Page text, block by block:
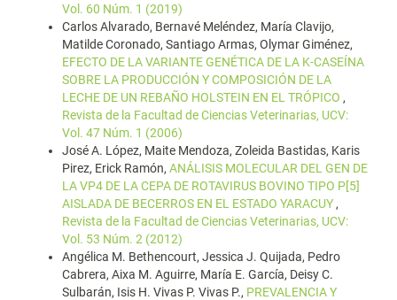
Vol. 60 Núm. 1 (2019)
Carlos Alvarado, Bernavé Meléndez, María Clavijo,
Matilde Coronado, Santiago Armas, Olymar Giménez,
EFECTO DE LA VARIANTE GENÉTICA DE LA K-CASEÍNA
SOBRE LA PRODUCCIÓN Y COMPOSICIÓN DE LA
LECHE DE UN REBAÑO HOLSTEIN EN EL TRÓPICO ,
Revista de la Facultad de Ciencias Veterinarias, UCV:
Vol. 47 Núm. 1 (2006)
José A. López, Maite Mendoza, Zoleida Bastidas, Karis
Pirez, Erick Ramón, ANÁLISIS MOLECULAR DEL GEN DE
LA VP4 DE LA CEPA DE ROTAVIRUS BOVINO TIPO P[5]
AISLADA DE BECERROS EN EL ESTADO YARACUY ,
Revista de la Facultad de Ciencias Veterinarias, UCV:
Vol. 53 Núm. 2 (2012)
Angélica M. Bethencourt, Jessica J. Quijada, Pedro
Cabrera, Aixa M. Aguirre, María E. García, Deisy C.
Sulbarán, Isis H. Vivas P. Vivas P., PREVALENCIA Y